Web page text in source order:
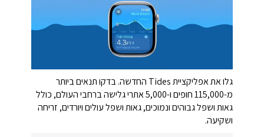
גלו את אפליקציית Tides החדשה. בדקו תנאים ביותר
מ-115,000 חופים ו-5,000 אתרי גלישה ברחבי העולם, כולל
גאות ושפל גבוהים ונמוכים, גאות ושפל עולים ויורדים, זריחה
ושקיעה.